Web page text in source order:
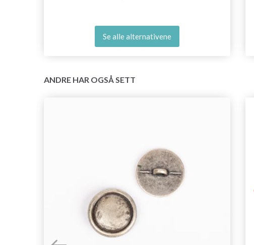
Se alle alternativene
ANDRE HAR OGSÅ SETT